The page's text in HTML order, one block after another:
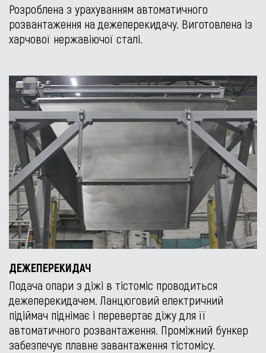
Розроблена з урахуванням автоматичного
розвантаження на дежеперекидачу. Виготовлена із
харчової нержавіючої сталі.
ДЕЖЕПЕРЕКИДАЧ
Подача опари з діжі в тістоміс проводиться
дежеперекидачем. Ланцюговий електричний
підіймач піднімає і перевертає діжу для її
автоматичного розвантаження. Проміжний бункер
забезпечує плавне завантаження тістомісу.